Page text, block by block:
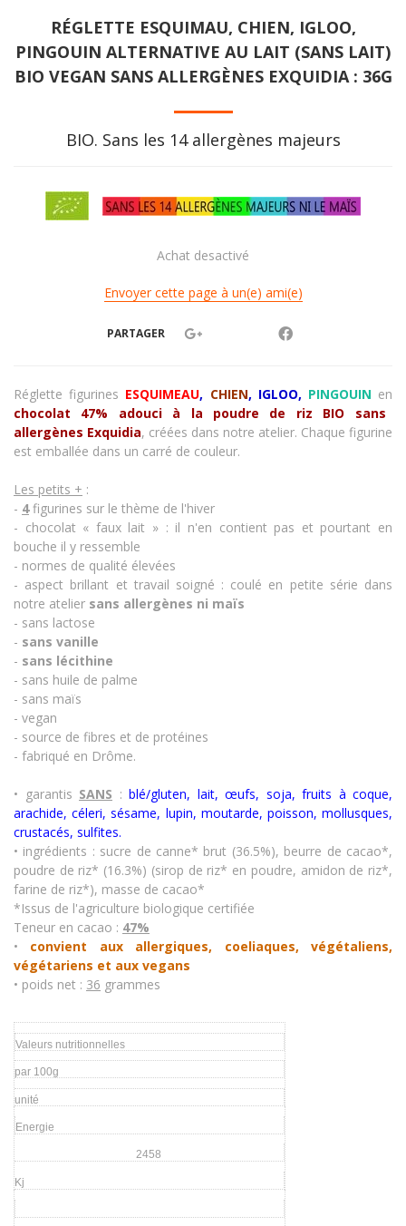
RÉGLETTE ESQUIMAU, CHIEN, IGLOO,
PINGOUIN ALTERNATIVE AU LAIT (SANS LAIT)
BIO VEGAN SANS ALLERGÈNES EXQUIDIA : 36G
BIO. Sans les 14 allergènes majeurs
Achat desactivé
Envoyer cette page à un(e) ami(e)
PARTAGER
Réglette figurines ESQUIMEAU, CHIEN, IGLOO, PINGOUIN en
chocolat 47% adouci à la poudre de riz BIO sans
allergènes Exquidia, créées dans notre atelier. Chaque figurine
est emballée dans un carré de couleur.
Les petits + :
- 4 figurines sur le thème de l'hiver
- chocolat « faux lait » : il n'en contient pas et pourtant en
bouche il y ressemble
- normes de qualité élevées
- aspect brillant et travail soigné : coulé en petite série dans
notre atelier sans allergènes ni maïs
- sans lactose
- sans vanille
- sans lécithine
- sans huile de palme
- sans maïs
- vegan
- source de fibres et de protéines
- fabriqué en Drôme.
• garantis SANS : blé/gluten, lait, œufs, soja, fruits à coque,
arachide, céleri, sésame, lupin, moutarde, poisson, mollusques,
crustacés, sulfites.
• ingrédients : sucre de canne* brut (36.5%), beurre de cacao*,
poudre de riz* (16.3%) (sirop de riz* en poudre, amidon de riz*,
farine de riz*), masse de cacao*
*Issus de l'agriculture biologique certifiée
Teneur en cacao : 47%
•
convient aux allergiques, coeliaques, végétaliens,
végétariens et aux vegans
• poids net : 36 grammes
Valeurs nutritionnelles
par 100g
unité
Energie
2458
Kj